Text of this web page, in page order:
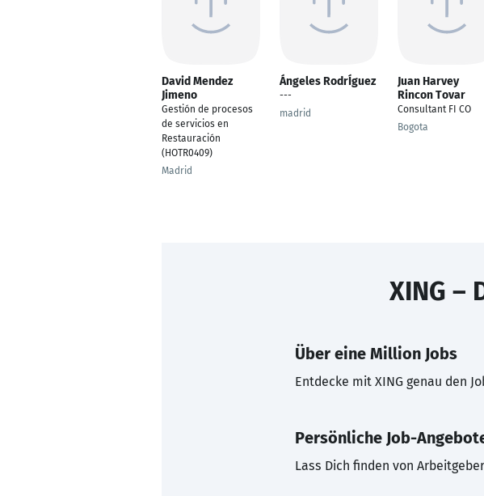
David Mendez
Jimeno
Gestión de procesos
de servicios en
Restauración
(HOTR0409)
Madrid
Ángeles RodrÍguez
---
madrid
Juan Harvey
Rincon Tovar
Consultant FI CO
Bogota
XING –
Über eine Million Jobs
Entdecke mit XING genau den
Persönliche Job-
Lass Dich finden von